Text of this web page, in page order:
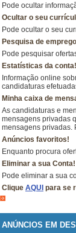
Pode ocultar
Ocultar o seu
Pode ocultar o seu
Pesquisa de
Pode pesquisar
Estatísticas da conta!
Informação online
candidaturas
Minha caixa de
As candidaturas e
mensagens privadas
mensagens privadas.
Anúncios favoritos!
Enquanto procura
Eliminar a sua Conta!
Pode eliminar a sua
Clique AQUI para se
ANÚNCIOS EM